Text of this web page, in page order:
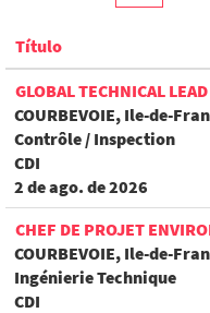
Título
GLOBAL TECHNICAL
COURBEVOIE, Ile-de-
Contrôle / Inspection
CDI
2 de ago. de 2026
CHEF DE PROJET
COURBEVOIE, Ile-de-
Ingénierie Technique
CDI